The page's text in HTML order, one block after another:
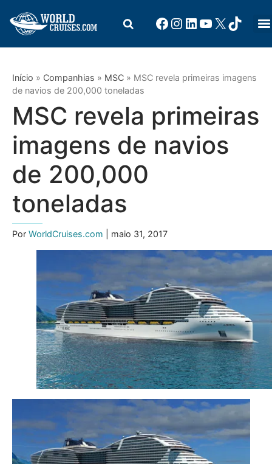
Início » Companhias » MSC » MSC revela primeiras imagens
de navios de 200,000 toneladas
MSC revela primeiras
imagens de navios
de 200,000
toneladas
Por WorldCruises.com | maio 31, 2017